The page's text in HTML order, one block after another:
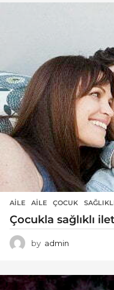
AILE AILE ,ÇOCUK ,
Çocukla sağlıklı
by admin